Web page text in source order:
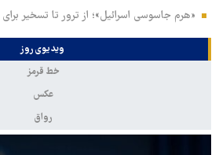
«هرم جاسوسی اسرائیل»؛ از ترور تا تسخیر
ویدیوی روز
خط قرمز
عکس
رواق